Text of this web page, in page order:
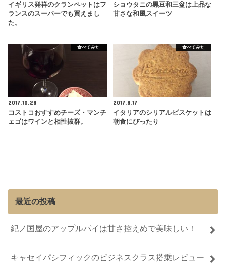
イギリス発祥のクランペットはフ
ランスのスーパーでも買えまし
た。
ショウタニの黒豆和三盆は上品な
甘さな和風スイーツ
食べてみた
2017.10.28
コストコおすすめチーズ・マンチ
ェゴはワインと相性抜群。
食べてみた
2017.8.17
イタリアのシリアルビスケットは
朝食にぴったり
最近の投稿
紀ノ国屋のアップルパイは甘さ控えめで美味しい！
キャセイパシフィックのビジネスクラス搭乗レビュー